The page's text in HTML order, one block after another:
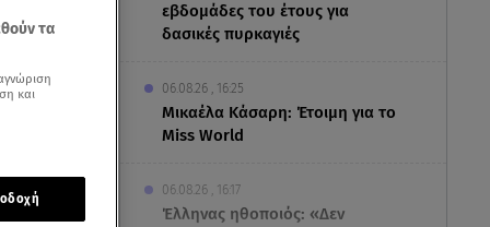
εβδομάδες του έτους για
δασικές πυρκαγιές
06.08.26 , 16:25
Μικαέλα Κάσαρη: Έτοιμη για το
Miss World
06.08.26 , 16:17
Έλληνας ηθοποιός: «Δεν
και
τα
και